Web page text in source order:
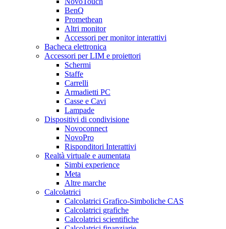
BenQ
Promethean
Altri monitor
Accessori per monitor interattivi
Bacheca elettronica
Accessori per LIM e proiettori
Schermi
Staffe
Carrelli
Armadietti PC
Casse e Cavi
Lampade
Dispositivi di condivisione
Novoconnect
NovoPro
Risponditori Interattivi
Realtà virtuale e aumentata
Simbi experience
Meta
Altre marche
Calcolatrici
Calcolatrici Grafico-Simboliche CAS
Calcolatrici grafiche
Calcolatrici scientifiche